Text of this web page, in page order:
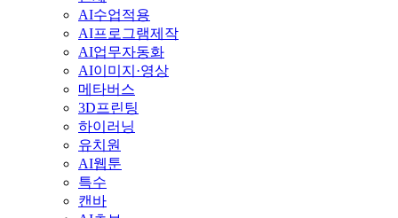
AI수업적용
AI프로그램제작
AI업무자동화
AI이미지·영상
메타버스
3D프린팅
하이러닝
유치원
AI웹툰
특수
캔바